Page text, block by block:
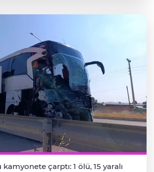
çarptı: 1 ölü, 15 yaralı